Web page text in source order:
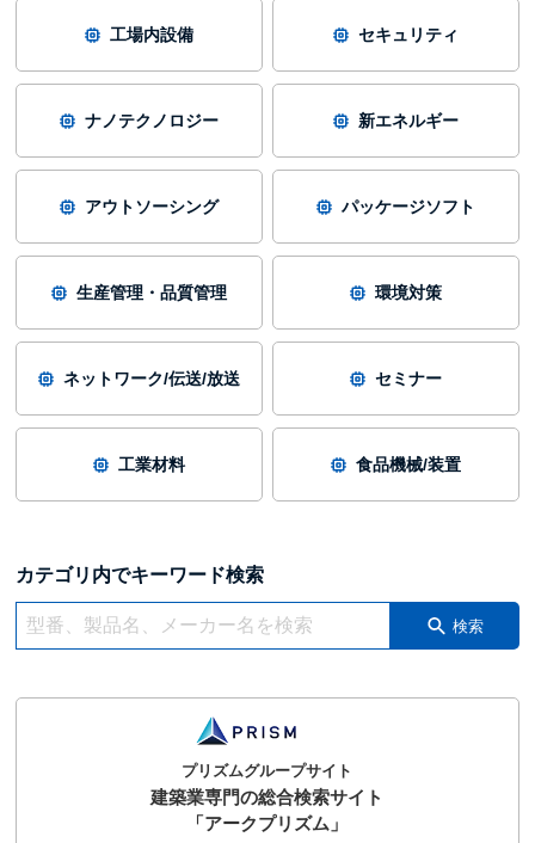
工場内設備 セキュリティ
ナノテクノロジー 新エネルギー
アウトソーシング パッケージソフト
生産管理・品質管理 環境対策
ネットワーク/伝送/放送 セミナー
工業材料 食品機械/装置
カテゴリ内でキーワード検索
検索
プリズムグループサイト
建築業専門の総合検索サイト
「アークプリズム」